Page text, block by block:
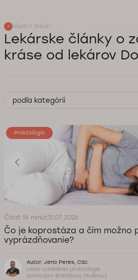
Všetci lekári
Lekárske články o
kráse od lekárov
podľa kategórií
Proktológia
Čítať 14 minút31.07.2026
Čo je koprostáza a čím možno
vyprázdňovanie?
Autor: Jeno Peres, CSc.
Lekár oddelenia proktológie.
Doktorpro Bratislava (Ružinov)